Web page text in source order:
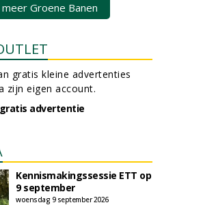
meer Groene Banen
gratis kleine advertenties
zijn eigen account.
advertentie
Kennismakingssessie ETT op
9 september
woensdag 9 september 2026